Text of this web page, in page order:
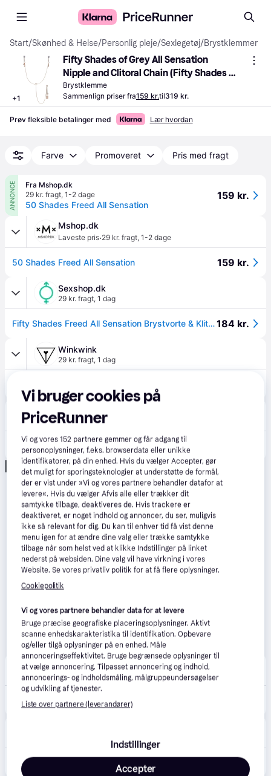
Start/Skønhed & Helse/Personlig pleje/Sexlegetøj/Brystklemmer
+1
Fifty Shades of Grey All Sensation
Nipple and Clitoral Chain (Fifty Shades
Freed)
Brystklemme
Sammenlign priser fra159 kr.til319 kr.
Prøv fleksible betalinger med Lær hvordan
Farve Promoveret Pris med fragt
ANNONCE
Fra Mshop.dk
29 kr. fragt, 1-2 dage
50 Shades Freed All Sensation
159 kr.
Mshop.dk
Laveste pris·29 kr. fragt, 1-2 dage
50 Shades Freed All Sensation 159 kr.
Sexshop.dk
29 kr. fragt, 1 dag
Fifty Shades Freed All Sensation Brystvorte & Klitoriskæde.184 kr.
Winkwink
29 kr. fragt, 1 dag
Superlove
39 kr. fragt,1-3 dage
Annonce
Sinful 5.0(1)
29 kr. fragt,1 dag
All Sensation Nipple & Clitoral Chain 299 kr.
Vi bruger cookies på
PriceRunner
Vi og vores152 partnere gemmer og får adgang til
personoplysninger, f.eks. browserdata eller unikke
identifikatorer, på din enhed. Hvis du vælger Accepter, gør
det muligt for sporingsteknologier at understøtte de formål,
der er vist under »Vi og vores partnere behandler datafor at
levere«. Hvis du vælger Afvis alle eller trækker dit
samtykke tilbage, deaktiveres de. Hvis trackere er
deaktiveret, er noget indhold og annoncer, du ser, muligvis
ikke så relevant for dig. Du kan til enhver tid få vist denne
menu igen for at ændre dine valg eller trække samtykke
tilbage når som helst ved at klikke Indstillinger på linket
nederst på websiden. Dine valg vil have virkning i vores
Website. Se vores privatliv politik for at få flere oplysninger.
Cookiepolitik
Vi og vores partnere behandler data for at levere
Bruge præcise geografiske placeringsoplysninger. Aktivt
scanne enhedskarakteristika til identifikation. Opbevare
og/eller tilgå oplysninger på en enhed. Måle
annonceringseffektivitet. Bruge begrænsede oplysninger til
at vælge annoncering. Tilpasset annoncering og indhold,
annoncerings- og indholdsmåling, målgruppeundersøgelser
og udvikling af tjenester.
Liste over partnere (leverandører)
Indstillinger
Accepter